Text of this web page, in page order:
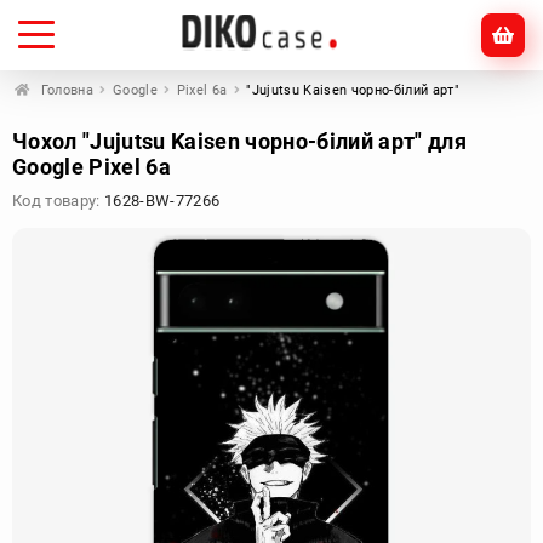
Головна Google Pixel 6a "Jujutsu Kaisen чорно-білий арт"
Чохол "Jujutsu Kaisen чорно-білий арт" для
Google Pixel 6a
Код товару: 1628-BW-77266